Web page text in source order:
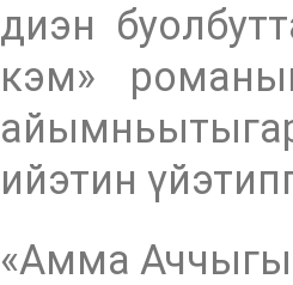
диэн
кэм»
ийэтин
«Амма